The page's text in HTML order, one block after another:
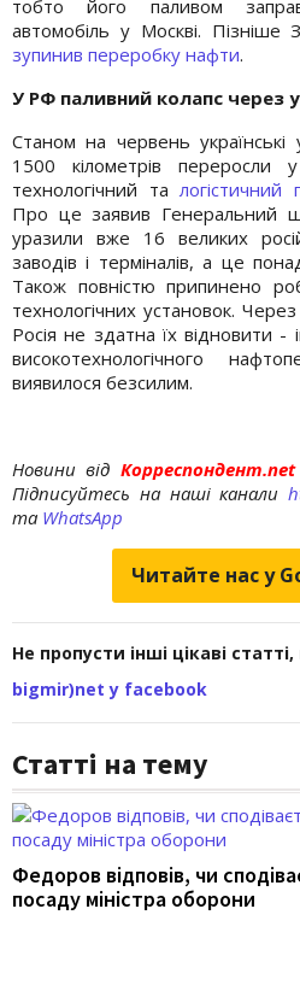
тобто його паливом
автомобіль у Москві.
зупинив переробку нафти.
У РФ паливний колапс через
Станом на червень
1500 кілометрів переросли
технологічний та логістичний
Про це заявив Генеральний
уразили вже 16 великих
заводів і терміналів, а це
Також повністю припинено
технологічних установок.
Росія не здатна їх відновити -
високотехнологічного
виявилося безсилим.
Новини від
Підписуйтесь на наші канали
та WhatsApp
Читайте нас у
Не пропусти інші цікаві
bigmir)net у facebook
Статті на тему
Федоров відповів, чи
посаду міністра оборони